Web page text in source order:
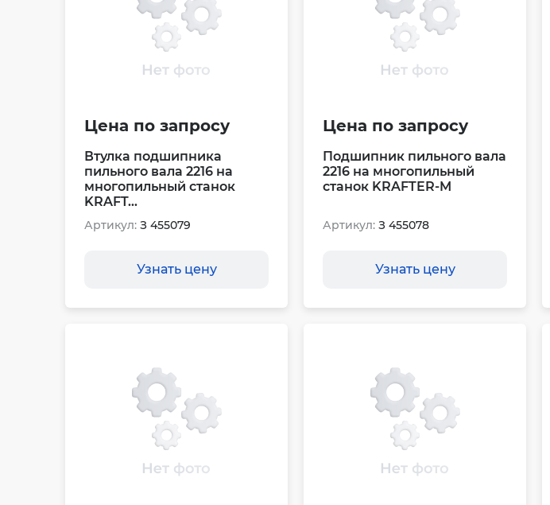
Цена по запросу
Втулка подшипника
пильного вала 2216 на
многопильный станок
KRAFT...
Артикул: З 455079
Узнать цену
Цена по запросу
Подшипник пильного вала
2216 на многопильный
станок KRAFTER-M
Артикул: З 455078
Узнать цену